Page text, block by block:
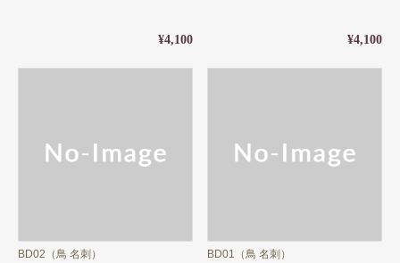
¥4,100 ¥4,100
BD02（鳥 名刺）
BD01（鳥 名刺）